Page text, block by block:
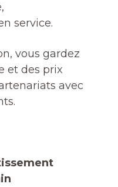
service.
vous gardez
et des prix
avec